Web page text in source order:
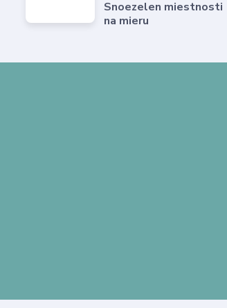
Snoezelen miestnosti
na mieru